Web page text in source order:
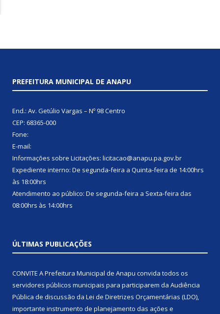
PREFEITURA MUNICIPAL DE ANAPU
End.: Av. Getúlio Vargas – Nº 98 Centro
CEP: 68365-000
Fone:
E-mail:
Informações sobre Licitações: licitacao@anapu.pa.gov.br
Expediente interno: De segunda-feira a Quinta-feira de 14:00hrs
às 18:00hrs
Atendimento ao público: De segunda-feira a Sexta-feira das
08:00hrs às 14:00hrs
ÚLTIMAS PUBLICAÇÕES
CONVITE A Prefeitura Municipal de Anapu convida todos os
servidores públicos municipais para participarem da Audiência
Pública de discussão da Lei de Diretrizes Orçamentárias (LDO),
importante instrumento de planejamento das ações e